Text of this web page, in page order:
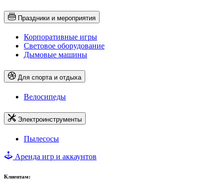
Праздники и мероприятия
Корпоративные игры
Световое оборудование
Дымовые машины
Для спорта и отдыха
Велосипеды
Электроинструменты
Пылесосы
Аренда игр и аккаунтов
Клиентам: